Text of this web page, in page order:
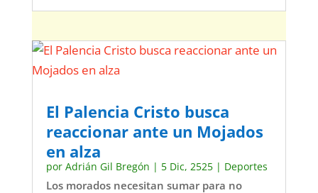
El Palencia Cristo busca
reaccionar ante un Mojados
en alza
por Adrián Gil Bregón | 5 Dic, 2525| Deportes
Los morados necesitan sumar para no